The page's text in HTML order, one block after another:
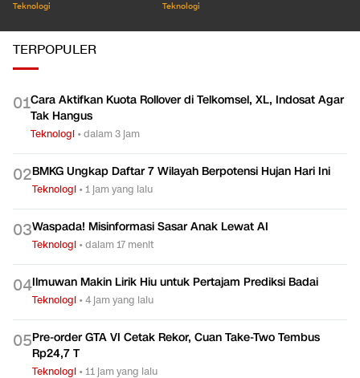
Teknologi Teknologi
TERPOPULER
01Cara Aktifkan Kuota Rollover di Telkomsel, XL, Indosat Agar
Tak Hangus
Teknologi •dalam 3 jam
02BMKG Ungkap Daftar 7 Wilayah Berpotensi Hujan Hari Ini
Teknologi •1 jam yang lalu
03Waspada! Misinformasi Sasar Anak Lewat AI
Teknologi •dalam 17 menit
04Ilmuwan Makin Lirik Hiu untuk Pertajam Prediksi Badai
Teknologi •4 jam yang lalu
05Pre-order GTA VI Cetak Rekor, Cuan Take-Two Tembus
Rp24,7 T
Teknologi •11 jam yang lalu